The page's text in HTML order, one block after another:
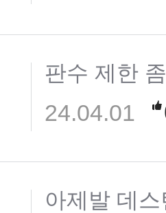
판수 제한
24.04.01
아제발 데